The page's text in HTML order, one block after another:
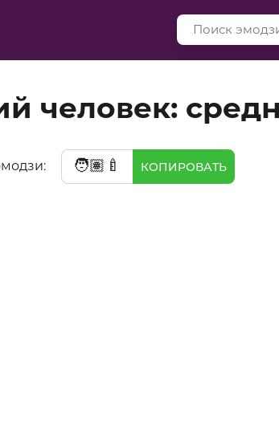
человек:
🧑🏽‍🍼 КОПИРОВАТЬ